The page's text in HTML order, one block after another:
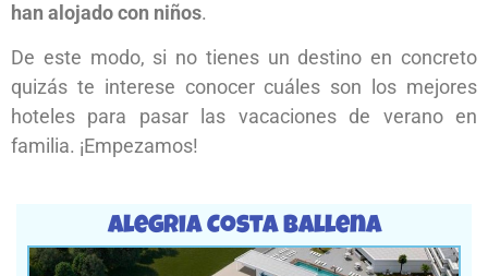
han alojado con niños.
De este modo, si no tienes un destino en concreto
quizás te interese conocer cuáles son los mejores
hoteles para pasar las vacaciones de verano en
familia. ¡Empezamos!
Alegria Costa Ballena